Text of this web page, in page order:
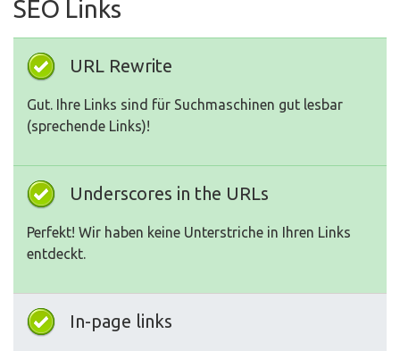
SEO Links
URL Rewrite
Gut. Ihre Links sind für Suchmaschinen gut lesbar
(sprechende Links)!
Underscores in the URLs
Perfekt! Wir haben keine Unterstriche in Ihren Links
entdeckt.
In-page links